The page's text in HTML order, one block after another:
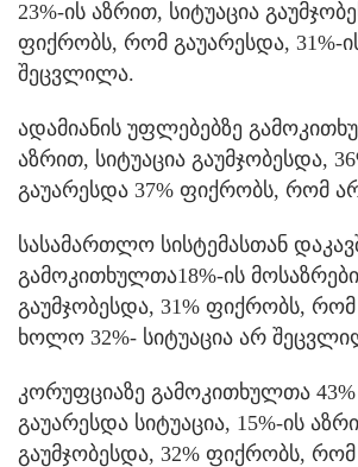
23%-ის აზრით, სიტუაცია
ფიქრობს, რომ გაუარესდა, 31%-
შეცვლილა.
ადამიანის უფლებებზე
აზრით, სიტუაცია გაუმჯობესდა,
გაუარესდა 37% ფიქრობს, რომ
სასამართლო სისტემასთან
გამოკითხულთა18%-ის
გაუმჯობესდა, 31% ფიქრობს,
ხოლო 32%- სიტუაცია არ
კორუფციაზე გამოკითხულთა
გაუარესდა სიტუაცია, 15%-ის
გაუმჯობესდა, 32% ფიქრობს,